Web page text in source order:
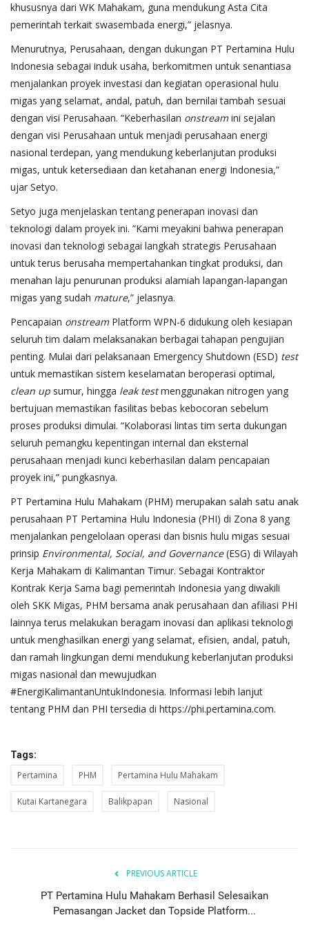
khususnya dari WK Mahakam, guna mendukung Asta Cita
pemerintah terkait swasembada energi,” jelasnya.
Menurutnya, Perusahaan, dengan dukungan PT Pertamina Hulu
Indonesia sebagai induk usaha, berkomitmen untuk senantiasa
menjalankan proyek investasi dan kegiatan operasional hulu
migas yang selamat, andal, patuh, dan bernilai tambah sesuai
dengan visi Perusahaan. “Keberhasilan onstreamini sejalan
dengan visi Perusahaan untuk menjadi perusahaan energi
nasional terdepan, yang mendukung keberlanjutan produksi
migas, untuk ketersediaan dan ketahanan energi Indonesia,”
ujar Setyo.
Setyo juga menjelaskan tentang penerapan inovasi dan
teknologi dalam proyek ini. ”Kami meyakini bahwa penerapan
inovasi dan teknologi sebagai langkah strategis Perusahaan
untuk terus berusaha mempertahankan tingkat produksi, dan
menahan laju penurunan produksi alamiah lapangan-lapangan
migas yang sudah mature,” jelasnya.
Pencapaian onstreamPlatform WPN-6 didukung oleh kesiapan
seluruh tim dalam melaksanakan berbagai tahapan pengujian
penting. Mulai dari pelaksanaan Emergency Shutdown (ESD) test
untuk memastikan sistem keselamatan beroperasi optimal,
clean up sumur, hingga leak testmenggunakan nitrogen yang
bertujuan memastikan fasilitas bebas kebocoran sebelum
proses produksi dimulai. “Kolaborasi lintas tim serta dukungan
seluruh pemangku kepentingan internal dan eksternal
perusahaan menjadi kunci keberhasilan dalam pencapaian
proyek ini,” pungkasnya.
PT Pertamina Hulu Mahakam (PHM) merupakan salah satu anak
perusahaan PT Pertamina Hulu Indonesia (PHI) di Zona 8 yang
menjalankan pengelolaan operasi dan bisnis hulu migas sesuai
prinsip Environmental, Social, and Governance(ESG) di Wilayah
Kerja Mahakam di Kalimantan Timur. Sebagai Kontraktor
Kontrak Kerja Sama bagi pemerintah Indonesia yang diwakili
oleh SKK Migas, PHM bersama anak perusahaan dan afiliasi PHI
lainnya terus melakukan beragam inovasi dan aplikasi teknologi
untuk menghasilkan energi yang selamat, efisien, andal, patuh,
dan ramah lingkungan demi mendukung keberlanjutan produksi
migas nasional dan mewujudkan
#EnergiKalimantanUntukIndonesia. Informasi lebih lanjut
tentang PHM dan PHI tersedia di https://phi.pertamina.com.
Tags:
Pertamina PHM Pertamina Hulu Mahakam
Kutai Kartanegara Balikpapan Nasional
PREVIOUS ARTICLE
PT Pertamina Hulu Mahakam Berhasil Selesaikan
Pemasangan Jacket dan Topside Platform...